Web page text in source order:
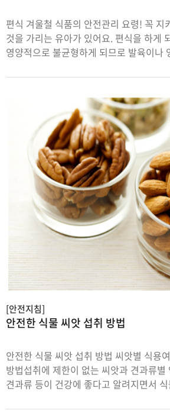
편식 겨울철 식품의 안전관리 요령! 꼭 지키세요~ 유난히 먹는
것을 가리는 유아가 있어요. 편식을 하게
영양적으로 불균형하게 되므로 발육이나
되고 비만의 원인이 되기도 합니다.
안전한 식물 씨앗 섭취 방법
안전한 식물 씨앗 섭취 방법 씨앗별 식용여부와 올바른 섭취
방법섭취에 제한이 없는 씨앗과 견과류별
견과류 등이 건강에 좋다고 알려지면서
탄수화물, 비타민, 무기질 등 영양소가 풍
[안전지침]